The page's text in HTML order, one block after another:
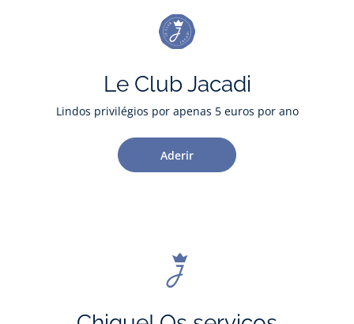
Le Club Jacadi
Lindos privilégios por apenas 5 euros por ano
Aderir